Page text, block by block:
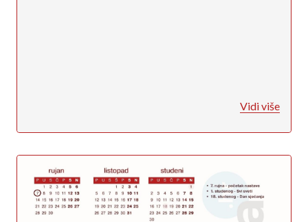
Vidi više